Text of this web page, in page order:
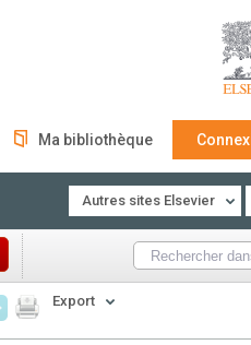
Ma bibliothèque
Autres sites Elsevier
Export